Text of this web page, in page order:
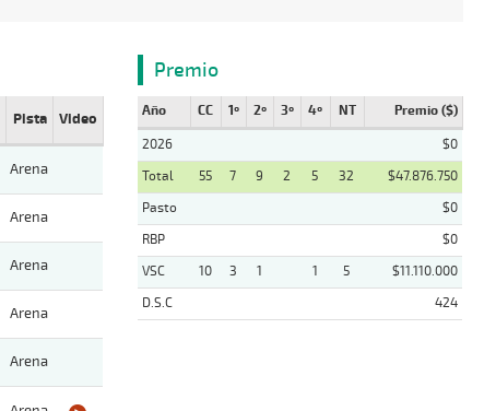
Pista Video
Arena
Arena
Arena
Arena
Arena
Premio
Año CC 1º 2º 3º 4º NT Premio ($)
2026
$0
Total
55 7 9 2 5 32
$47.876.750
Pasto
$0
RBP
$0
VSC
10 3 1 1 5
$11.110.000
D.S.C
424